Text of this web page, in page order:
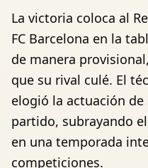
La victoria coloca al
FC Barcelona en la
de manera
que su rival culé. El
elogió la actuación
partido, subrayando
en una temporada
competiciones.